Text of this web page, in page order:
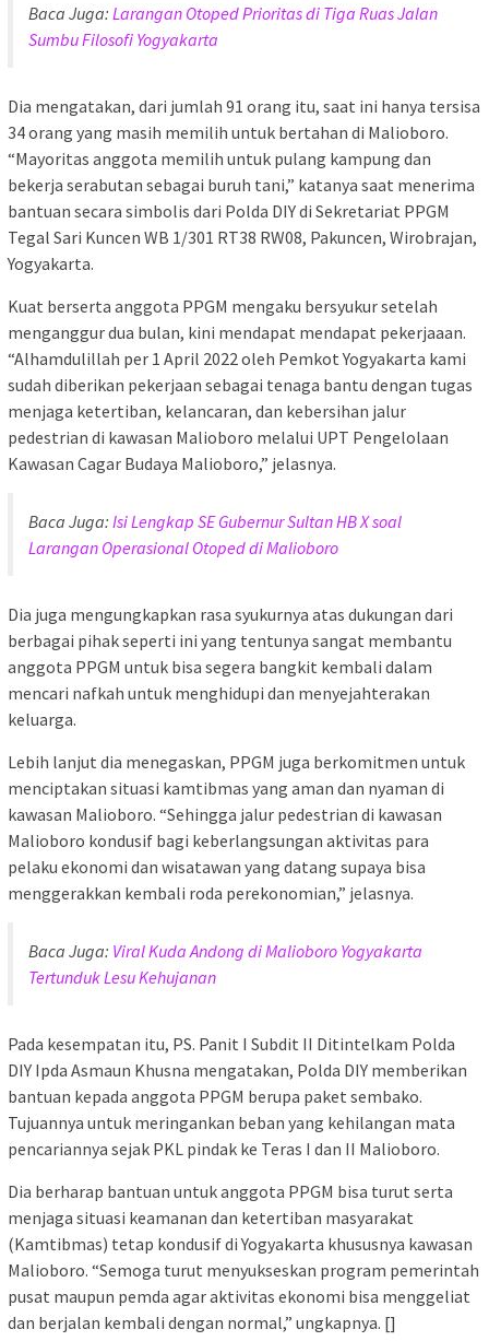
Baca Juga: Larangan Otoped Prioritas di Tiga Ruas Jalan
Sumbu Filosofi Yogyakarta
Dia mengatakan, dari jumlah 91 orang itu, saat ini hanya tersisa
34 orang yang masih memilih untuk bertahan di Malioboro.
“Mayoritas anggota memilih untuk pulang kampung dan
bekerja serabutan sebagai buruh tani,” katanya saat menerima
bantuan secara simbolis dari Polda DIY di Sekretariat PPGM
Tegal Sari Kuncen WB 1/301 RT38 RW08, Pakuncen, Wirobrajan,
Yogyakarta.
Kuat berserta anggota PPGM mengaku bersyukur setelah
menganggur dua bulan, kini mendapat mendapat pekerjaaan.
“Alhamdulillah per 1 April 2022 oleh Pemkot Yogyakarta kami
sudah diberikan pekerjaan sebagai tenaga bantu dengan tugas
menjaga ketertiban, kelancaran, dan kebersihan jalur
pedestrian di kawasan Malioboro melalui UPT Pengelolaan
Kawasan Cagar Budaya Malioboro,” jelasnya.
Baca Juga: Isi Lengkap SE Gubernur Sultan HB X soal
Larangan Operasional Otoped di Malioboro
Dia juga mengungkapkan rasa syukurnya atas dukungan dari
berbagai pihak seperti ini yang tentunya sangat membantu
anggota PPGM untuk bisa segera bangkit kembali dalam
mencari nafkah untuk menghidupi dan menyejahterakan
keluarga.
Lebih lanjut dia menegaskan, PPGM juga berkomitmen untuk
menciptakan situasi kamtibmas yang aman dan nyaman di
kawasan Malioboro. “Sehingga jalur pedestrian di kawasan
Malioboro kondusif bagi keberlangsungan aktivitas para
pelaku ekonomi dan wisatawan yang datang supaya bisa
menggerakkan kembali roda perekonomian,” jelasnya.
Baca Juga: Viral Kuda Andong di Malioboro Yogyakarta
Tertunduk Lesu Kehujanan
Pada kesempatan itu, PS. Panit I Subdit II Ditintelkam Polda
DIY Ipda Asmaun Khusna mengatakan, Polda DIY memberikan
bantuan kepada anggota PPGM berupa paket sembako.
Tujuannya untuk meringankan beban yang kehilangan mata
pencariannya sejak PKL pindak ke Teras I dan II Malioboro.
Dia berharap bantuan untuk anggota PPGM bisa turut serta
menjaga situasi keamanan dan ketertiban masyarakat
(Kamtibmas) tetap kondusif di Yogyakarta khususnya kawasan
Malioboro. “Semoga turut menyukseskan program pemerintah
pusat maupun pemda agar aktivitas ekonomi bisa menggeliat
dan berjalan kembali dengan normal,” ungkapnya. []